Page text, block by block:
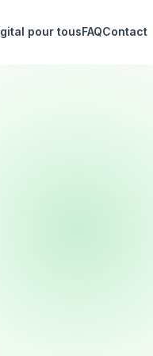
pour tousFAQContact